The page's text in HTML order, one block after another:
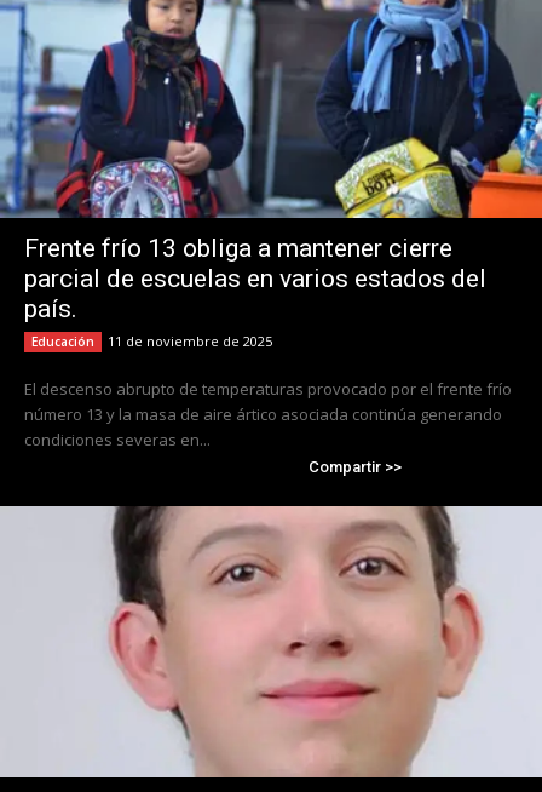
Frente frío 13 obliga a mantener cierre
parcial de escuelas en varios estados del
país.
Educación 11 de noviembre de 2025
El descenso abrupto de temperaturas provocado por el frente frío
número 13 y la masa de aire ártico asociada continúa generando
condiciones severas en...
Compartir >>